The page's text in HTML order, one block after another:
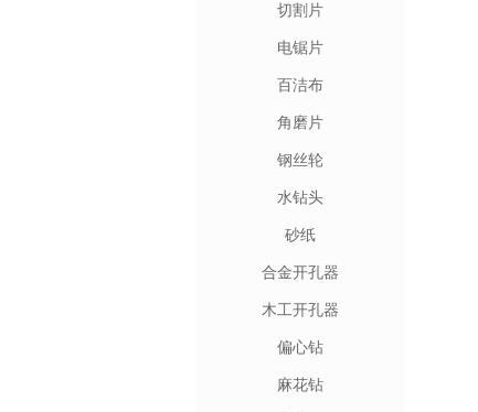
切割片
电锯片
百洁布
角磨片
钢丝轮
水钻头
砂纸
合金开孔器
木工开孔器
偏心钻
麻花钻